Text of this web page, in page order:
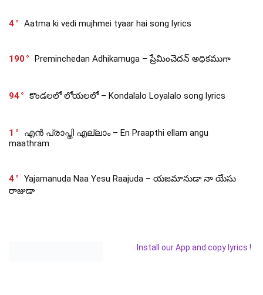
4 Aatma ki vedi mujhmei tyaar hai song lyrics
190 Preminchedan Adhikamuga – ప్రేమించెదన్ అధికముగా
94 కొండలలో లోయలలో – Kondalalo Loyalalo song lyrics
1
എൻ പ്രാപ്തി എല്ലാം – En Praapthi ellam angu
maathram
4
Yajamanuda Naa Yesu Raajuda – యజమానుడా నా యేసు
రాజుడా
Install our App and copy lyrics !